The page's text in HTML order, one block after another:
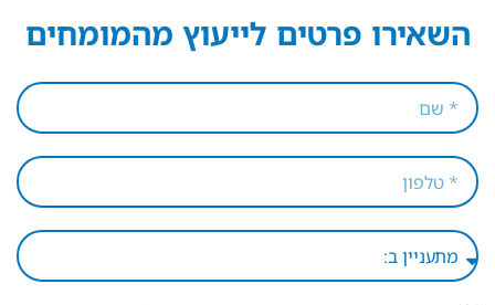
השאירו פרטים לייעוץ מהמומחים